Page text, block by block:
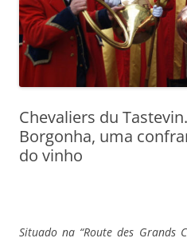
Chevaliers du
Borgonha, uma
do vinho
Situado na “Route des Grands